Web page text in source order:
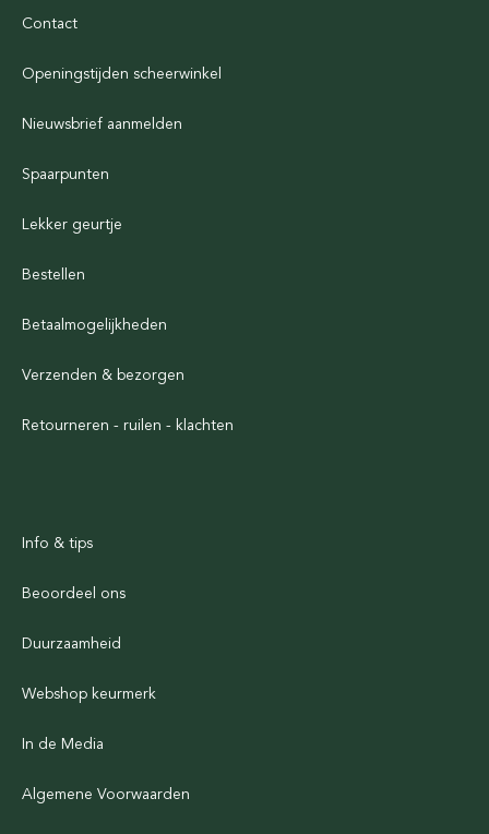
Contact
Openingstijden scheerwinkel
Nieuwsbrief aanmelden
Spaarpunten
Lekker geurtje
Bestellen
Betaalmogelijkheden
Verzenden & bezorgen
Retourneren - ruilen - klachten
Info & tips
Beoordeel ons
Duurzaamheid
Webshop keurmerk
In de Media
Algemene Voorwaarden